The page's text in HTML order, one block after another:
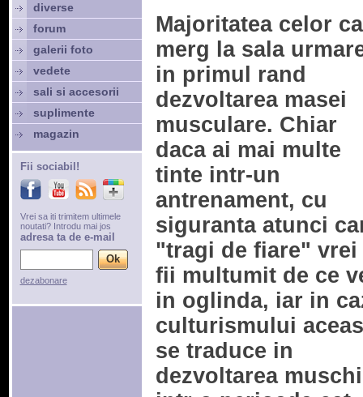
Majoritatea celor
merg la sala
in primul rand
dezvoltarea masei
musculare. Chiar
daca ai mai multe
tinte intr-un
antrenament, cu
siguranta atunci
"tragi de fiare" vrei
fii multumit de ce
in oglinda, iar in
culturismului
se traduce in
dezvoltarea
diverse
forum
galerii foto
vedete
sali si accesorii
suplimente
magazin
Fii sociabil!
Vrei sa iti trimitem ultimele
noutati? Introdu mai jos
adresa ta de e-mail
dezabonare